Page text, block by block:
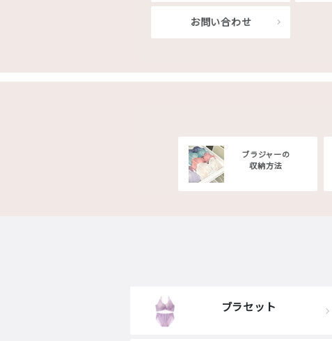
お問い合わせ
ブラジャーの
収納方法
ブラセット